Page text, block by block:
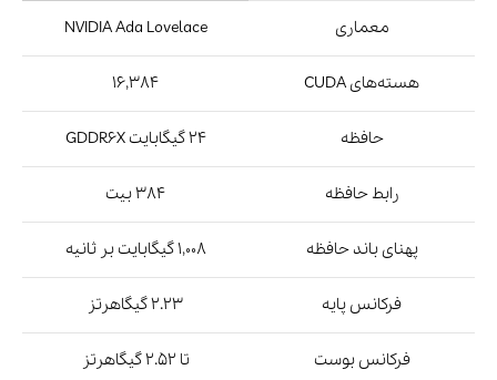
معماری NVIDIA Ada Lovelace
هسته‌های CUDA 16,384
حافظه 24 گیگابایت GDDR6X
رابط حافظه 384 بیت
پهنای باند حافظه 1,008 گیگابایت بر ثانیه
فرکانس پایه 2.23 گیگاهرتز
فرکانس بوست تا 2.52 گیگاهرتز